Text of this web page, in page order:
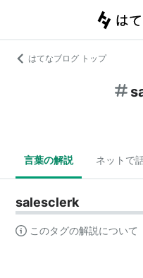
はてなブログ トップ
言葉の解説 ネットで
salesclerk
このタグの解説について